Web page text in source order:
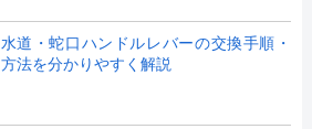
水道・蛇口ハンドルレバーの交換手順・
方法を分かりやすく解説